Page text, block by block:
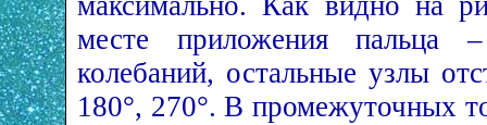
месте приложения пальца
колебаний, остальные узлы
180°, 270°. В промежуточных